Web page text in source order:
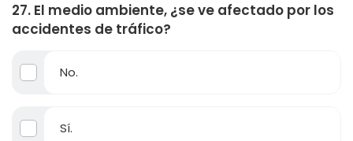
27. El medio ambiente, ¿se ve afectado por los
accidentes de tráfico?
No.
Sí.